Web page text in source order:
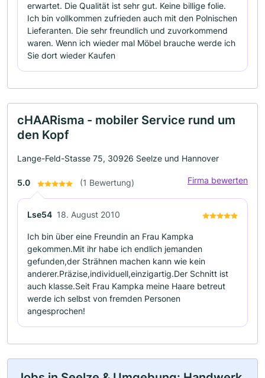
erwartet. Die Qualität ist sehr gut. Keine billige folie.
Ich bin vollkommen zufrieden auch mit den Polnischen
Lieferanten. Die sehr freundlich und zuvorkommend
waren. Wenn ich wieder mal Möbel brauche werde ich
Sie dort wieder Kaufen
cHAARisma - mobiler Service rund um
den Kopf
Lange-Feld-Stasse 75, 30926 Seelze und Hannover
5.0 (1 Bewertung) Firma bewerten
Lse54 18. August 2010
Ich bin über eine Freundin an Frau Kampka
gekommen.Mit ihr habe ich endlich jemanden
gefunden,der Strähnen machen kann wie kein
anderer.Präzise,individuell,einzigartig.Der Schnitt ist
auch klasse.Seit Frau Kampka meine Haare betreut
werde ich selbst von fremden Personen
angesprochen!